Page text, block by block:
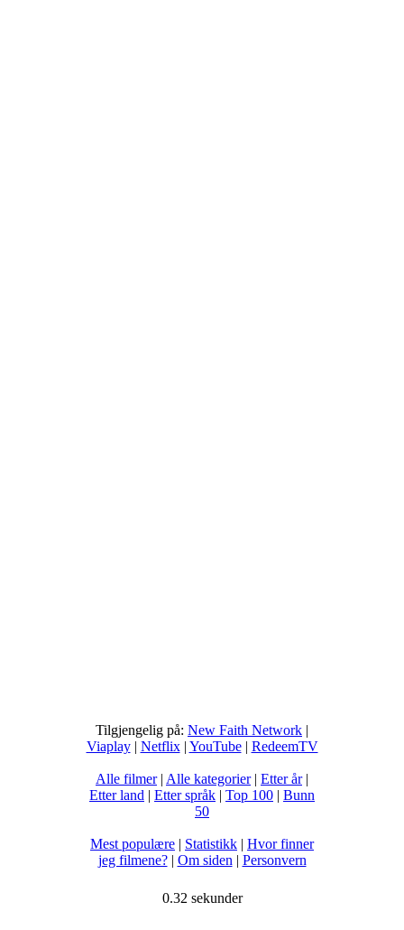
Tilgjengelig på: New Faith Network |
Viaplay| Netflix| YouTube| RedeemTV
Alle filmer| Alle kategorier| Etter år|
Etter land | Etter språk | Top 100 | Bunn
50
Mest populære | Statistikk | Hvor finner
jeg filmene?| Om siden| Personvern
0.32 sekunder